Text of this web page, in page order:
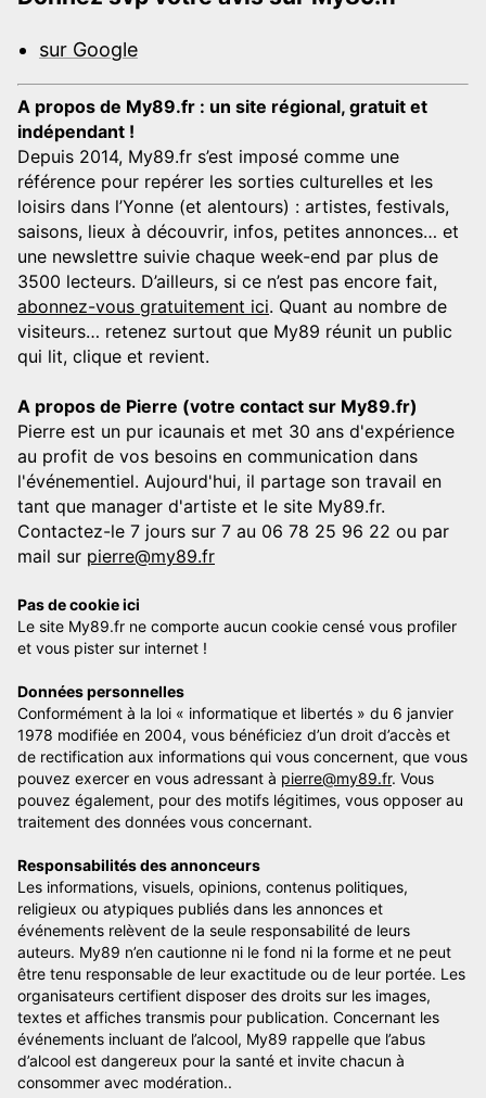
sur Google
A propos de My89.fr : un site régional, gratuit et
indépendant !
Depuis 2014, My89.fr s’est imposé comme une
référence pour repérer les sorties culturelles et les
loisirs dans l’Yonne (et alentours) : artistes, festivals,
saisons, lieux à découvrir, infos, petites annonces… et
une newslettre suivie chaque week-end par plus de
3500 lecteurs. D’ailleurs, si ce n’est pas encore fait,
abonnez-vous gratuitement ici. Quant au nombre de
visiteurs… retenez surtout que My89 réunit un public
qui lit, clique et revient.
A propos de Pierre (votre contact sur My89.fr)
Pierre est un pur icaunais et met 30 ans d'expérience
au profit de vos besoins en communication dans
l'événementiel. Aujourd'hui, il partage son travail en
tant que manager d'artiste et le site My89.fr.
Contactez-le 7 jours sur 7 au 06 78 25 96 22 ou par
mail sur pierre@my89.fr
Pas de cookie ici
Le site My89.fr ne comporte aucun cookie censé vous profiler
et vous pister sur internet !
Données personnelles
Conformément à la loi « informatique et libertés » du 6 janvier
1978 modifiée en 2004, vous bénéficiez d’un droit d’accès et
de rectification aux informations qui vous concernent, que vous
pouvez exercer en vous adressant à pierre@my89.fr. Vous
pouvez également, pour des motifs légitimes, vous opposer au
traitement des données vous concernant.
Responsabilités des annonceurs
Les informations, visuels, opinions, contenus politiques,
religieux ou atypiques publiés dans les annonces et
événements relèvent de la seule responsabilité de leurs
auteurs. My89 n’en cautionne ni le fond ni la forme et ne peut
être tenu responsable de leur exactitude ou de leur portée. Les
organisateurs certifient disposer des droits sur les images,
textes et affiches transmis pour publication. Concernant les
événements incluant de l’alcool, My89 rappelle que l’abus
d’alcool est dangereux pour la santé et invite chacun à
consommer avec modération..